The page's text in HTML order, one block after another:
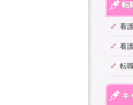
転
看
看
転
キ